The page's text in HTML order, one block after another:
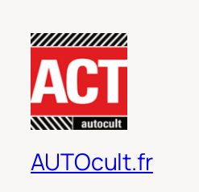
AUTOcult.fr